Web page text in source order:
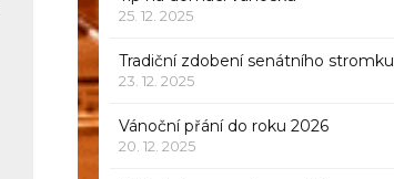
25. 12. 2025
Tradiční zdobení senátního stromku
23. 12. 2025
Vánoční přání do roku 2026
20. 12. 2025